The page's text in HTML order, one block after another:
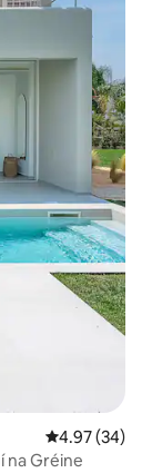
Meánrátáil
4.97 (34)
na Gréine